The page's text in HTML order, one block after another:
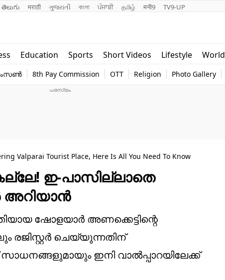
తెలుగు मराठी ગુજરાતી বাংলা ਪੰਜਾਬੀ தமிழ் मनी9 TV9-UP
Education Sports Short Videos Lifestyle World
world
Web Story
8th Pay Commission OTT Religion Photo Gallery
Valparai Tourist Place, Here Is All You Need To Know
ഇ-പാസില്ലാതെ
അറിയാൻ
ഷോളയാർ അണക്കെട്ടിന്റെ
രജിസ്റ്റർ ചെയ്യുന്നതിന്
ഇനി വാൽപ്പാറയിലേക്ക്